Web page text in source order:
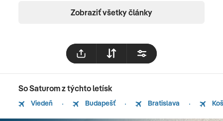
Zobraziť všetky články
So Saturom z týchto letísk
Viedeň Budapešť Bratislava